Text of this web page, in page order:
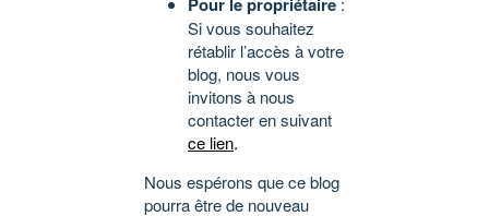
Si vous souhaitez
rétablir l’accès à votre
blog, nous vous
invitons à nous
contacter en suivant
ce lien.
Nous espérons que ce blog
pourra être de nouveau